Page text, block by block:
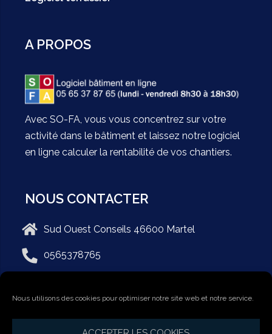
Nous utilisons des cookies pour optimiser notre site web et notre service.
A PROPOS
Avec SO-FA, vous vous concentrez sur votre
activité dans le bâtiment et laissez notre logiciel
en ligne calculer la rentabilité de vos chantiers.
NOUS CONTACTER
Sud Ouest Conseils 46600 Martel
0565378765